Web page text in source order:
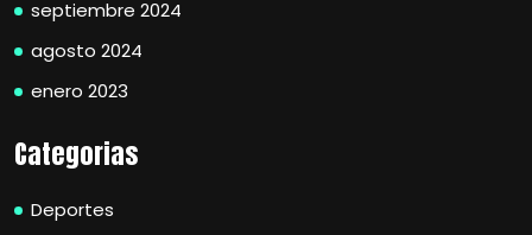
septiembre 2024
agosto 2024
enero 2023
Categorias
Deportes